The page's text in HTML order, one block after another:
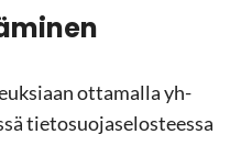
ot­ta­mal­la yh­
tie­to­suo­ja­se­los­tees­sa